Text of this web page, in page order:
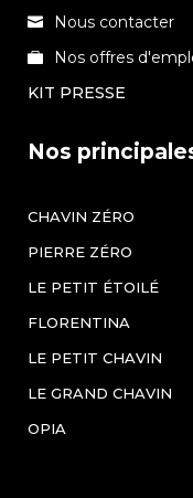
Nous contacter
Nos offres
KIT PRESSE
Nos
CHAVIN ZÉRO
PIERRE ZÉRO
LE PETIT ÉTOILÉ
FLORENTINA
LE PETIT CHAVIN
LE GRAND CHAVIN
OPIA